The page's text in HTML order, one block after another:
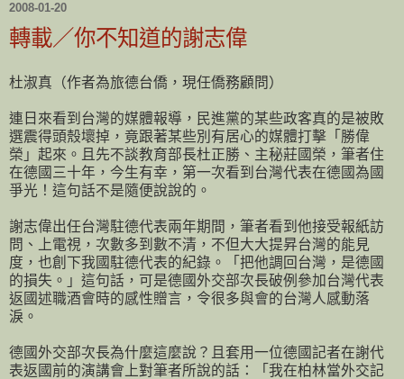
2008-01-20
轉載／你不知道的謝志偉
杜淑真（作者為旅德台僑，現任僑務顧問）
連日來看到台灣的媒體報導，民進黨的某些政客真的是被敗
選震得頭殼壞掉，竟跟著某些別有居心的媒體打擊「勝偉
榮」起來。且先不談教育部長杜正勝、主秘莊國榮，筆者住
在德國三十年，今生有幸，第一次看到台灣代表在德國為國
爭光！這句話不是隨便說說的。
謝志偉出任台灣駐德代表兩年期間，筆者看到他接受報紙訪
問、上電視，次數多到數不清，不但大大提昇台灣的能見
度，也創下我國駐德代表的紀錄。「把他調回台灣，是德國
的損失。」這句話，可是德國外交部次長破例參加台灣代表
返國述職酒會時的感性贈言，令很多與會的台灣人感動落
淚。
德國外交部次長為什麼這麼說？且套用一位德國記者在謝代
表返國前的演講會上對筆者所說的話：「我在柏林當外交記